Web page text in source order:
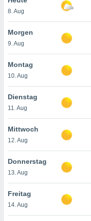
oder
Partner
es uns
das
der
Profil zu
Ihnen
finden
. Sie
jederzeit
Rand
8. Aug
Morgen
9. Aug
Montag
10. Aug
Dienstag
11. Aug
Mittwoch
12. Aug
Donnerstag
13. Aug
Freitag
14. Aug